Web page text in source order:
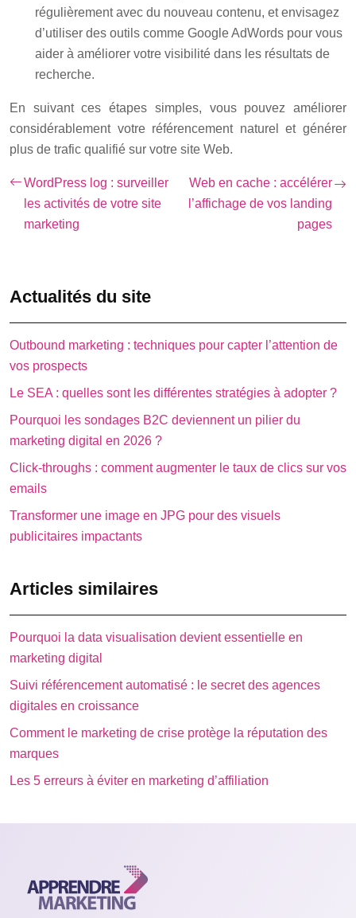
régulièrement avec du nouveau contenu, et envisagez
d’utiliser des outils comme Google AdWords pour vous
aider à améliorer votre visibilité dans les résultats de
recherche.
En suivant ces étapes simples, vous pouvez améliorer
considérablement votre référencement naturel et générer
plus de trafic qualifié sur votre site Web.
WordPress log : surveiller
les activités de votre site
marketing
Web en cache : accélérer
l’affichage de vos landing
pages
Actualités du site
Outbound marketing : techniques pour capter l’attention de
vos prospects
Le SEA : quelles sont les différentes stratégies à adopter ?
Pourquoi les sondages B2C deviennent un pilier du
marketing digital en 2026 ?
Click-throughs : comment augmenter le taux de clics sur vos
emails
Transformer une image en JPG pour des visuels
publicitaires impactants
Articles similaires
Pourquoi la data visualisation devient essentielle en
marketing digital
Suivi référencement automatisé : le secret des agences
digitales en croissance
Comment le marketing de crise protège la réputation des
marques
Les 5 erreurs à éviter en marketing d’affiliation